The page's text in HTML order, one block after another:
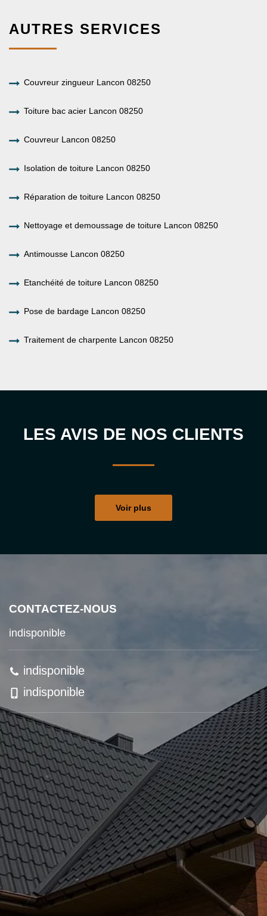
AUTRES SERVICES
Couvreur zingueur Lancon 08250
Toiture bac acier Lancon 08250
Couvreur Lancon 08250
Isolation de toiture Lancon 08250
Réparation de toiture Lancon 08250
Nettoyage et demoussage de toiture Lancon 08250
Antimousse Lancon 08250
Etanchéité de toiture Lancon 08250
Pose de bardage Lancon 08250
Traitement de charpente Lancon 08250
LES AVIS DE NOS CLIENTS
Voir plus
CONTACTEZ-NOUS
indisponible
indisponible
indisponible